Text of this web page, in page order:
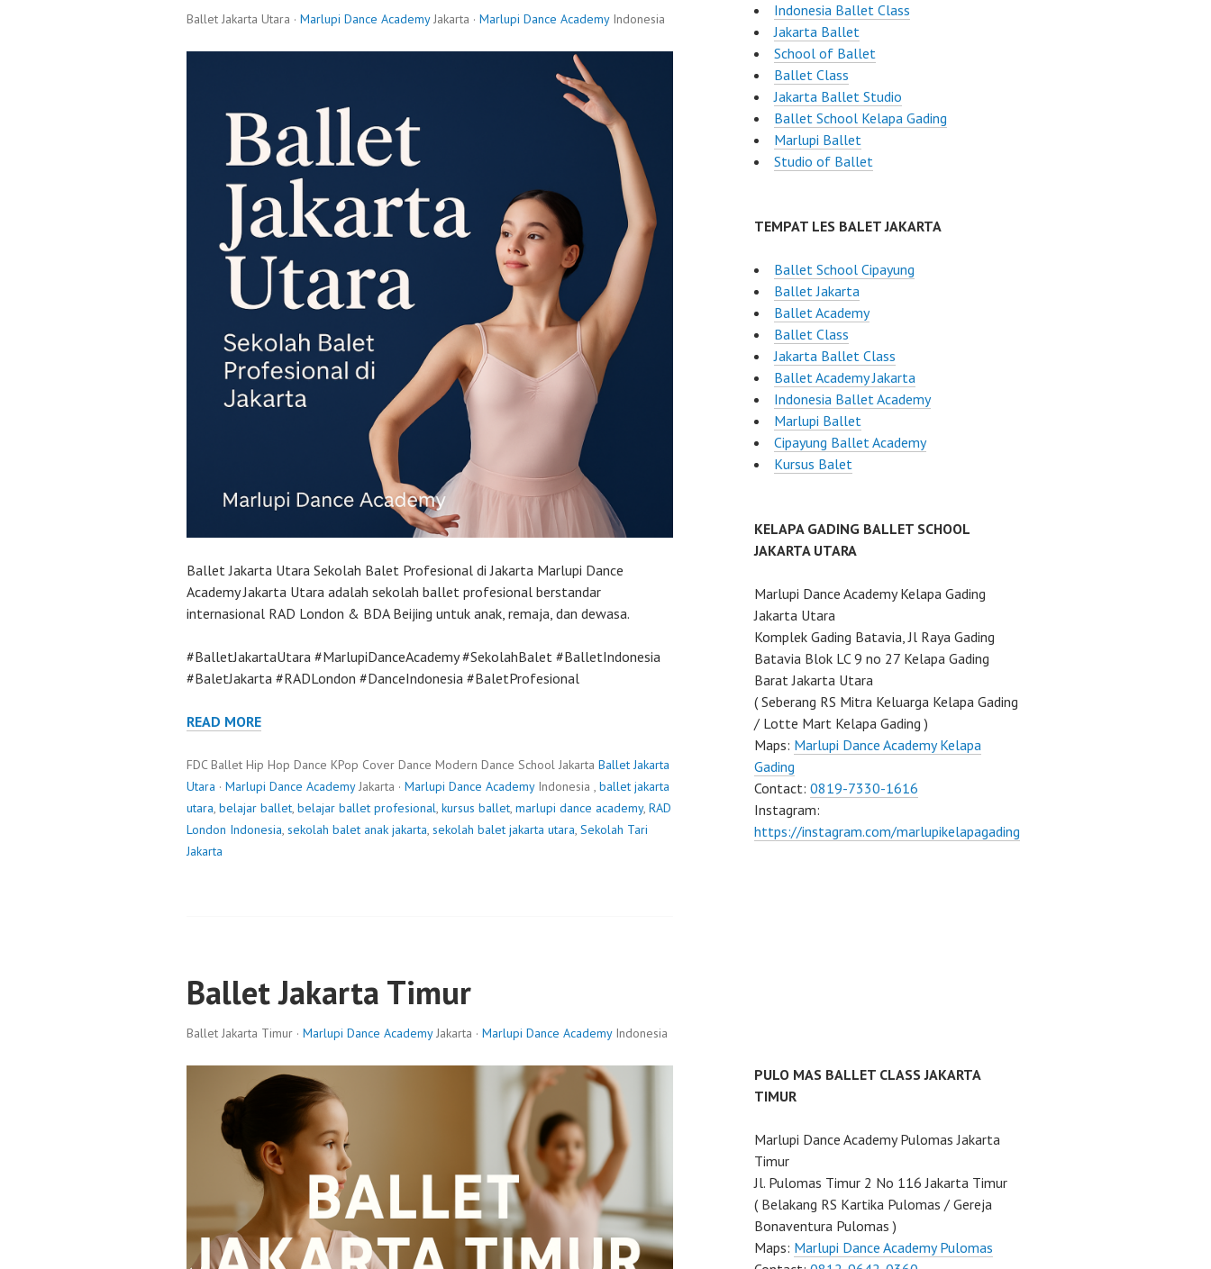
Ballet Jakarta Utara · Marlupi Dance AcademyJakarta · Marlupi Dance AcademyIndonesia
Ballet Jakarta Utara Sekolah Balet Profesional di Jakarta Marlupi Dance
Academy Jakarta Utara adalah sekolah ballet profesional berstandar
internasional RAD London & BDA Beijing untuk anak, remaja, dan dewasa.
#BalletJakartaUtara #MarlupiDanceAcademy #SekolahBalet #BalletIndonesia
#BaletJakarta #RADLondon #DanceIndonesia #BaletProfesional
READ MORE
FDC Ballet Hip Hop Dance KPop Cover Dance Modern Dance School Jakarta Ballet Jakarta
Utara · Marlupi Dance AcademyJakarta · Marlupi Dance AcademyIndonesia , ballet jakarta
utara, belajar ballet, belajar ballet profesional, kursus ballet, marlupi dance academy, RAD
London Indonesia, sekolah balet anak jakarta, sekolah balet jakarta utara, Sekolah Tari
Jakarta
Ballet Jakarta Timur
Ballet Jakarta Timur · Marlupi Dance AcademyJakarta · Marlupi Dance AcademyIndonesia
Indonesia Ballet Class
Jakarta Ballet
School of Ballet
Ballet Class
Jakarta Ballet Studio
Ballet School Kelapa Gading
Marlupi Ballet
Studio of Ballet
TEMPAT LES BALET JAKARTA
Ballet School Cipayung
Ballet Jakarta
Ballet Academy
Ballet Class
Jakarta Ballet Class
Ballet Academy Jakarta
Indonesia Ballet Academy
Marlupi Ballet
Cipayung Ballet Academy
Kursus Balet
KELAPA GADING BALLET SCHOOL
JAKARTA UTARA
Marlupi Dance Academy Kelapa Gading
Jakarta Utara
Komplek Gading Batavia, Jl Raya Gading
Batavia Blok LC 9 no 27 Kelapa Gading
Barat Jakarta Utara
( Seberang RS Mitra Keluarga Kelapa Gading
/ Lotte Mart Kelapa Gading )
Maps: Marlupi Dance Academy Kelapa
Gading
Contact: 0819-7330-1616
Instagram:
https://instagram.com/marlupikelapagading
PULO MAS BALLET CLASS JAKARTA
TIMUR
Marlupi Dance Academy Pulomas Jakarta
Timur
Jl. Pulomas Timur 2 No 116 Jakarta Timur
( Belakang RS Kartika Pulomas / Gereja
Bonaventura Pulomas )
Maps: Marlupi Dance Academy Pulomas